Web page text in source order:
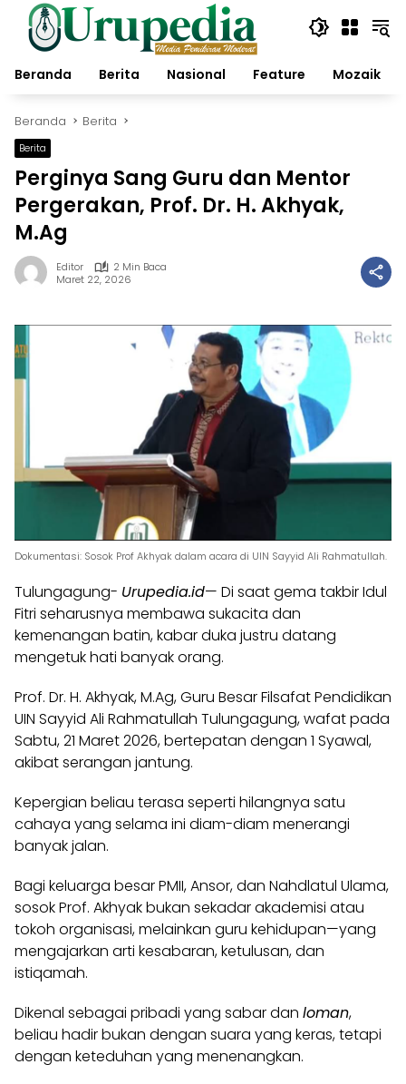
Langsung
konten
Beranda
Berita Nasional Feature Mozaik
Beranda Berita
Berita
Perginya Sang Guru dan Mentor
Pergerakan, Prof. Dr. H. Akhyak,
M.Ag
Editor
2 Min Baca
Maret 22, 2026
Dokumentasi: Sosok Prof Akhyak dalam acara di UIN Sayyid Ali Rahmatullah.
Tulungagung- Urupedia.id— Di saat gema takbir Idul
Fitri seharusnya membawa sukacita dan
kemenangan batin, kabar duka justru datang
mengetuk hati banyak orang.
Prof. Dr. H. Akhyak, M.Ag, Guru Besar Filsafat Pendidikan
UIN Sayyid Ali Rahmatullah Tulungagung, wafat pada
Sabtu, 21 Maret 2026, bertepatan dengan 1 Syawal,
akibat serangan jantung.
Kepergian beliau terasa seperti hilangnya satu
cahaya yang selama ini diam-diam menerangi
banyak jalan.
Bagi keluarga besar PMII, Ansor, dan Nahdlatul Ulama,
sosok Prof. Akhyak bukan sekadar akademisi atau
tokoh organisasi, melainkan guru kehidupan—yang
mengajarkan arti kesabaran, ketulusan, dan
istiqamah.
Dikenal sebagai pribadi yang sabar dan loman,
beliau hadir bukan dengan suara yang keras, tetapi
dengan keteduhan yang menenangkan.